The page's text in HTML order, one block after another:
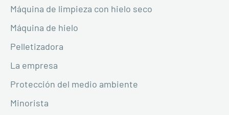
Máquina de limpieza con hielo seco
Máquina de hielo
Pelletizadora
La empresa
Protección del medio ambiente
Minorista